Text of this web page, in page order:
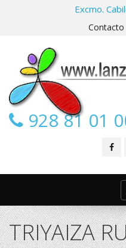
Excmo.
Contacto
928 81 01
TRIYAIZA